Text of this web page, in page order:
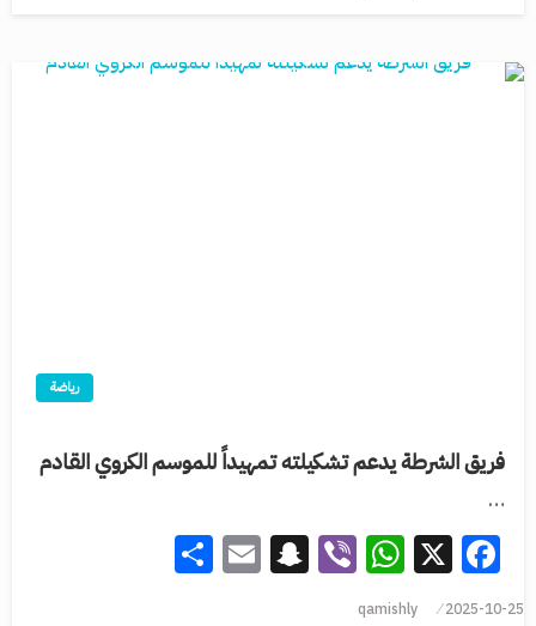
رياضة
فريق الشرطة يدعم تشكيلته تمهيداً للموسم الكروي القادم
…
Facebook
X
WhatsApp
Viber
Snapchat
Email
2025-10-25
qamishly